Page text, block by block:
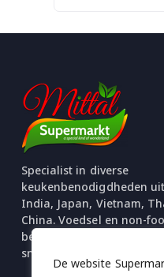
De website
Specialist in diverse
keukenbenodigdheden
India, Japan, Vietnam,
China. Voedsel en non-
beschikbaar. Uitgebreide
snacks en chips.